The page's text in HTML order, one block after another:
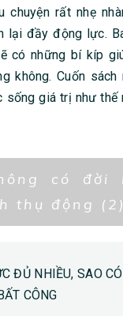
chuyện rất nhẹ
lại đầy động lực.
có những bí kíp
không. Cuốn sách
sống giá trị như thế
có đời
thụ động (2)
ĐỦ NHIỀU, SAO
CÔNG